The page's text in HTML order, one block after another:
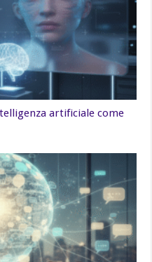
artificiale come